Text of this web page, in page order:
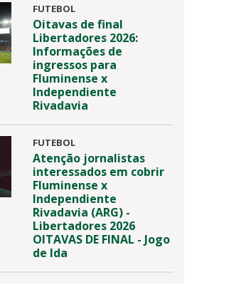
FUTEBOL
Oitavas de final
Libertadores 2026:
Informações de
ingressos para
Fluminense x
Independiente
Rivadavia
FUTEBOL
Atenção jornalistas
interessados em cobrir
Fluminense x
Independiente
Rivadavia (ARG) -
Libertadores 2026
OITAVAS DE FINAL - Jogo
de Ida